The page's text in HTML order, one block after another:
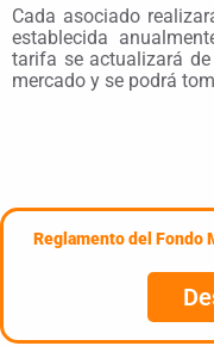
Cada asociado
establecida
tarifa se actualizará
mercado y se podrá
Reglamento del Fondo